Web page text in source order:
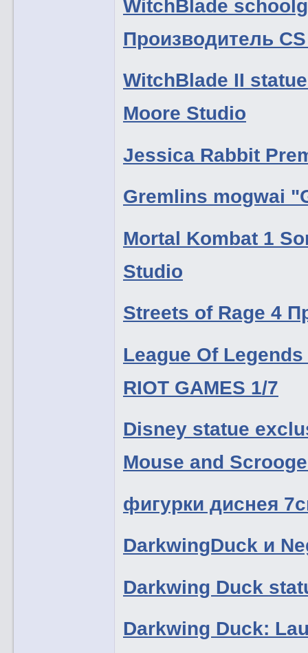
WitchBlade
Производитель
WitchBlade II
Moore Studio
Jessica Rabbit
Gremlins mogwai
Mortal Kombat 1
Studio
Streets of Rage 4
League Of
RIOT GAMES 1/7
Disney statue
Mouse and
фигурки диснея
DarkwingDuck и
Darkwing Duck
Darkwing Duck: